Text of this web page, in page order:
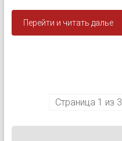
Перейти и читать далье
Страница 1 из 3